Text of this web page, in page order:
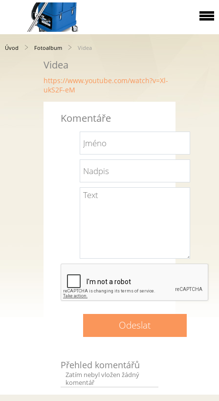
Úvod Fotoalbum Videa
Videa
https://www.youtube.com/watch?v=Xl-
ukS2F-eM
Komentáře
Přehled komentářů
Zatím nebyl vložen žádný
komentář